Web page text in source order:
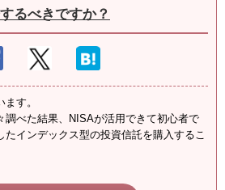
るべきですか？
す。
調べた結果、NISAが活用できて初心者で
たインデックス型の投資信託を購入するこ